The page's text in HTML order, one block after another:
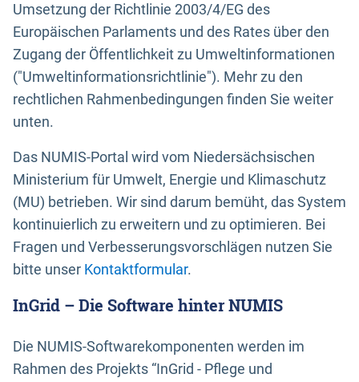
Umsetzung der Richtlinie 2003/4/EG des
Europäischen Parlaments und des Rates über den
Zugang der Öffentlichkeit zu Umweltinformationen
("Umweltinformationsrichtlinie"). Mehr zu den
rechtlichen Rahmenbedingungen finden Sie weiter
unten.
Das NUMIS-Portal wird vom Niedersächsischen
Ministerium für Umwelt, Energie und Klimaschutz
(MU) betrieben. Wir sind darum bemüht, das System
kontinuierlich zu erweitern und zu optimieren. Bei
Fragen und Verbesserungsvorschlägen nutzen Sie
bitte unser Kontaktformular.
InGrid – Die Software hinter NUMIS
Die NUMIS-Softwarekomponenten werden im
Rahmen des Projekts “InGrid - Pflege und